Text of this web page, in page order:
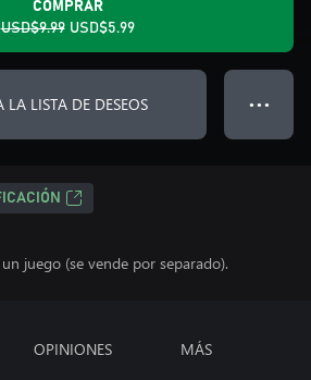
COMPRAR
USD$9.99 USD$5.99
LA LISTA DE DESEOS ● ● ●
juego (se vende por separado).
OPINIONES MÁS